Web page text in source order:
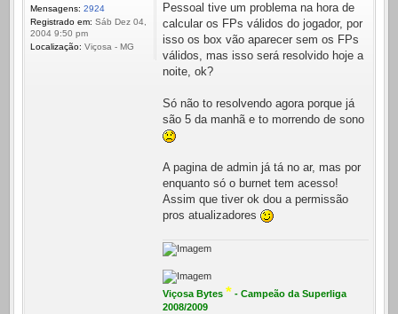
Mensagens: 2924
Registrado em: Sáb Dez 04,
2004 9:50 pm
Localização: Viçosa - MG
Pessoal tive um problema na hora de
calcular os FPs válidos do jogador, por
isso os box vão aparecer sem os FPs
válidos, mas isso será resolvido hoje a
noite, ok?
Só não to resolvendo agora porque já
são 5 da manhã e to morrendo de sono
A pagina de admin já tá no ar, mas por
enquanto só o burnet tem acesso!
Assim que tiver ok dou a permissão
pros atualizadores
Viçosa Bytes * - Campeão da Superliga
2008/2009